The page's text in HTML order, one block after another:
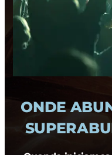
ONDE